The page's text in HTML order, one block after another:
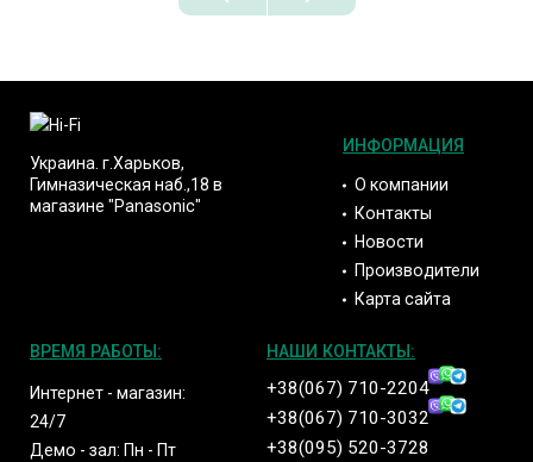
Украина. г.Харьков,
Гимназическая наб.,18 в
магазине "Panasonic"
ИНФОРМАЦИЯ
О компании
Контакты
Новости
Производители
Карта сайта
ВРЕМЯ РАБОТЫ:
Интернет - магазин:
24/7
Демо - зал: Пн - Пт
НАШИ КОНТАКТЫ:
+38(067) 710-2204
+38(067) 710-3032
+38(095) 520-3728